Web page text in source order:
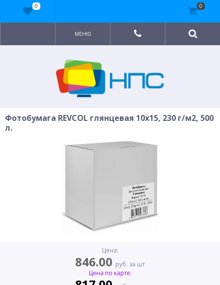
МЕНЮ
Фотобумага REVCOL глянцевая 10x15, 230 г/м2, 500
л.
Цена:
846.00 руб. за шт
Цена по карте:
0 0